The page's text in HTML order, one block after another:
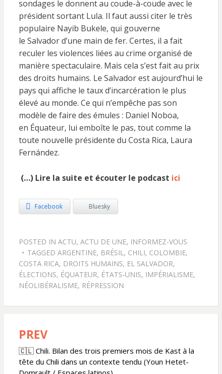
sondages le donnent au coude-à-coude avec le
président sortant Lula. Il faut aussi citer le très
populaire Nayib Bukele, qui gouverne
le Salvador d’une main de fer. Certes, il a fait
reculer les violences liées au crime organisé de
manière spectaculaire. Mais cela s’est fait au prix
des droits humains. Le Salvador est aujourd’hui le
pays qui affiche le taux d’incarcération le plus
élevé au monde. Ce qui n’empêche pas son
modèle de faire des émules : Daniel Noboa,
en Équateur, lui emboîte le pas, tout comme la
toute nouvelle présidente du Costa Rica, Laura
Fernández.
(…) Lire la suite et écouter le podcast ici
Facebook Bluesky
POSTED IN ACTU, ACTU DE UNE, INFORMEZ-VOUS
TAGGED ARGENTINE, BRÉSIL , CHILI, COLOMBIE,
COSTA RICA, DROITS HUMAINS, EL SALVADOR,
ÉLECTIONS, ÉQUATEUR, ÉTATS-UNIS, IMPÉRIALISME,
NÉOLIBÉRALISME, RÉPRESSION
Navigation
de
l’article
PREV
🇨🇱 Chili. Bilan des trois premiers mois de Kast à la
tête du Chili dans un contexte tendu (Youn Hetet-